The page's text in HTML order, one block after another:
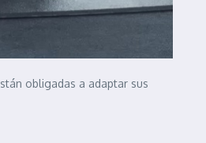
obligadas a adaptar sus